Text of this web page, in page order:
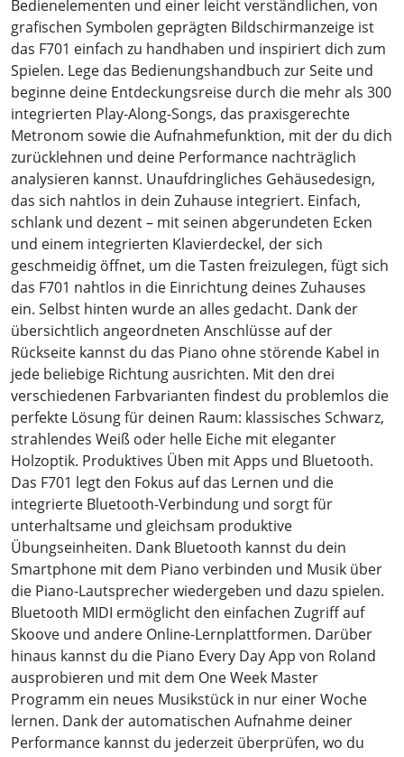
Bedienelementen und einer leicht verständlichen, von
grafischen Symbolen geprägten Bildschirmanzeige ist
das F701 einfach zu handhaben und inspiriert dich zum
Spielen. Lege das Bedienungshandbuch zur Seite und
beginne deine Entdeckungsreise durch die mehr als 300
integrierten Play-Along-Songs, das praxisgerechte
Metronom sowie die Aufnahmefunktion, mit der du dich
zurücklehnen und deine Performance nachträglich
analysieren kannst. Unaufdringliches Gehäusedesign,
das sich nahtlos in dein Zuhause integriert. Einfach,
schlank und dezent – mit seinen abgerundeten Ecken
und einem integrierten Klavierdeckel, der sich
geschmeidig öffnet, um die Tasten freizulegen, fügt sich
das F701 nahtlos in die Einrichtung deines Zuhauses
ein. Selbst hinten wurde an alles gedacht. Dank der
übersichtlich angeordneten Anschlüsse auf der
Rückseite kannst du das Piano ohne störende Kabel in
jede beliebige Richtung ausrichten. Mit den drei
verschiedenen Farbvarianten findest du problemlos die
perfekte Lösung für deinen Raum: klassisches Schwarz,
strahlendes Weiß oder helle Eiche mit eleganter
Holzoptik. Produktives Üben mit Apps und Bluetooth.
Das F701 legt den Fokus auf das Lernen und die
integrierte Bluetooth-Verbindung und sorgt für
unterhaltsame und gleichsam produktive
Übungseinheiten. Dank Bluetooth kannst du dein
Smartphone mit dem Piano verbinden und Musik über
die Piano-Lautsprecher wiedergeben und dazu spielen.
Bluetooth MIDI ermöglicht den einfachen Zugriff auf
Skoove und andere Online-Lernplattformen. Darüber
hinaus kannst du die Piano Every Day App von Roland
ausprobieren und mit dem One Week Master
Programm ein neues Musikstück in nur einer Woche
lernen. Dank der automatischen Aufnahme deiner
Performance kannst du jederzeit überprüfen, wo du